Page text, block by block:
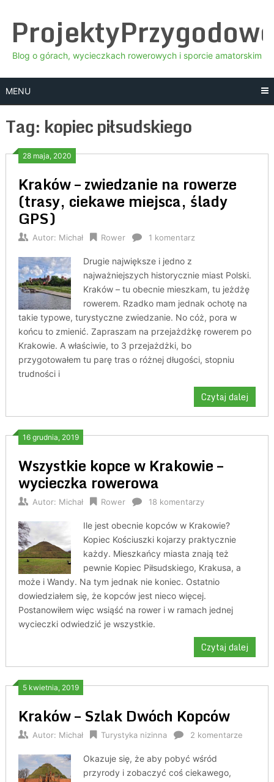
content
Blog o górach, wycieczkach rowerowych i sporcie amatorskim
MENU
Tag: kopiec piłsudskiego
28 maja, 2020
Kraków – zwiedzanie na rowerze
(trasy, ciekawe miejsca, ślady
GPS)
Autor: Michał Rower 1 komentarz
Drugie największe i jedno z
najważniejszych historycznie miast Polski.
Kraków – tu obecnie mieszkam, tu jeżdżę
rowerem. Rzadko mam jednak ochotę na
takie typowe, turystyczne zwiedzanie. No cóż, pora w
końcu to zmienić. Zapraszam na przejażdżkę rowerem po
Krakowie. A właściwie, to 3 przejażdżki, bo
przygotowałem tu parę tras o różnej długości, stopniu
trudności i
Czytaj dalej
16 grudnia, 2019
Wszystkie kopce w Krakowie –
wycieczka rowerowa
Autor: Michał Rower 18 komentarzy
Ile jest obecnie kopców w Krakowie?
Kopiec Kościuszki kojarzy praktycznie
każdy. Mieszkańcy miasta znają też
pewnie Kopiec Piłsudskiego, Krakusa, a
może i Wandy. Na tym jednak nie koniec. Ostatnio
dowiedziałem się, że kopców jest nieco więcej.
Postanowiłem więc wsiąść na rower i w ramach jednej
wycieczki odwiedzić je wszystkie.
Czytaj dalej
5 kwietnia, 2019
Kraków – Szlak Dwóch Kopców
Autor: Michał Turystyka nizinna 2 komentarze
Okazuje się, że aby pobyć wśród
przyrody i zobaczyć coś ciekawego,